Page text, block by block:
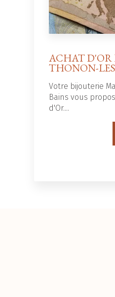
ACHAT D'OR
THONON-
Votre bijouterie
Bains vous
d'Or....